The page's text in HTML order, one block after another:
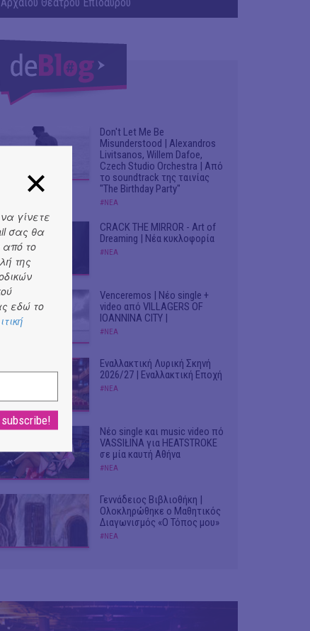
Don't Let Me Be
Misunderstood | Alexandros
Livitsanos, Willem Dafoe,
Czech Studio Orchestra | Από
το soundtrack της ταινίας
"The Birthday Party"
#ΝΕΑ
CRACK THE MIRROR - Art of
Dreaming | Νέα κυκλοφορία
#ΝΕΑ
Venceremos | Νέο single +
video από VILLAGERS OF
IOANNINA CITY |
#ΝΕΑ
Εναλλακτική Λυρική Σκηνή
2026/27 | Εναλλακτική Εποχή
#ΝΕΑ
Νέο single και music video πό
VASSIŁINA για HEATSTROKE
σε μία καυτή Αθήνα
#ΝΕΑ
Γεννάδειος Βιβλιοθήκη |
Ολοκληρώθηκε ο Μαθητικός
Διαγωνισμός «Ο Τόπος μου»
#ΝΕΑ
γίνετε
σας θα
από το
της
εδώ το